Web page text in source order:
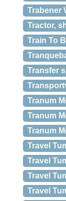
Trabener
Tractor,
Train To
Transfer
Tranum
Tranum
Tranum
Travel
Travel
Travel
Travel